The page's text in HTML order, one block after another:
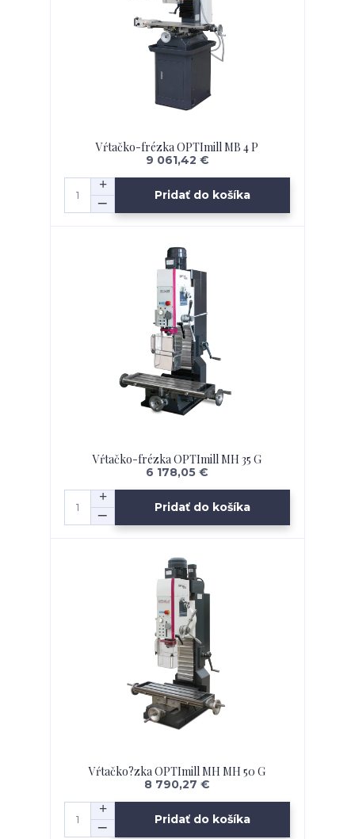
Vŕtačko-frézka OPTImill MB 4 P
9 061,42 €
Pridať do košíka
Vŕtačko-frézka OPTImill MH 35 G
6 178,05 €
Pridať do košíka
Vŕtačko?zka OPTImill MH MH 50 G
8 790,27 €
Pridať do košíka